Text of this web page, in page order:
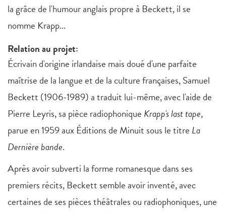
la grâce de l'humour anglais propre à Beckett, il se
nomme Krapp...
Relation au projet:
Écrivain d'origine irlandaise mais doué d'une parfaite
maîtrise de la langue et de la culture françaises, Samuel
Beckett (1906-1989) a traduit lui-même, avec l'aide de
Pierre Leyris, sa pièce radiophonique Krapp's last tape,
parue en 1959 aux Éditions de Minuit sous le titre La
Dernière bande.
Après avoir subverti la forme romanesque dans ses
premiers récits, Beckett semble avoir inventé, avec
certaines de ses pièces théâtrales ou radiophoniques, une